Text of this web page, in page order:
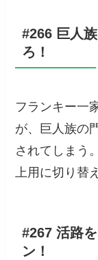
#266 巨人
ろ！
フランキー一
が、巨人族の
されてしまう
上用に切り替
#267 活路
ン！